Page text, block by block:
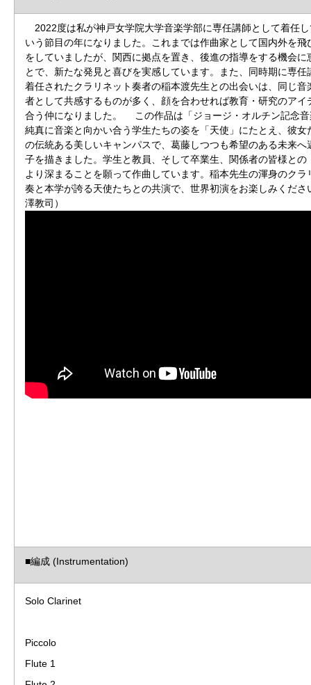
2022度は私が神戸女学院大学音楽学部に専任講師として着任
いう節目の年になりました。これまでは作曲家として国内外を飛
をしていましたが、関西に拠点を置き、後進の指導をする機会に
とで、新たな発見と喜びを実感しています。また、同時期に専任
着任されたクラリネット奏者の稲本渡先生との出会いは、同じ音
者として共感するものが多く、顔を合わせれば教育・研究のアイ
合う仲になりました。 この作品は「ジョージ・オルチン記念音
純真に音楽と向かい合う学生たちの姿を「天使」にたとえ、彼女
の伝統ある美しいキャンパスで、葛藤しつつも希望のある未来へ
子を描きました。学生と教員、そして卒業生、関係者の皆様との
より深まることを願って作曲しています。稲本先生の渾身のクラ
奏と本学が誇る天使たちとの共演で、世界初演をお楽しみくださ
澤教司）
■編成 (Instrumentation)
Solo Clarinet
Piccolo
Flute 1